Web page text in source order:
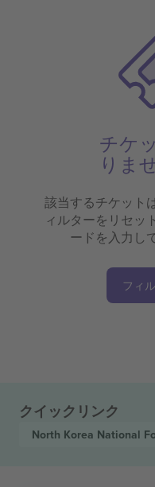
チケ
りま
該当するチケット
ィルターをリセッ
ードを入力し
フィ
クイックリンク
North Korea National